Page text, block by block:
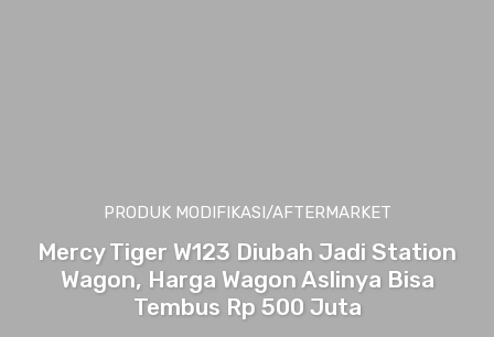
PRODUK MODIFIKASI/AFTERMARKET
Mercy Tiger W123 Diubah Jadi Station
Wagon, Harga Wagon Aslinya Bisa
Tembus Rp 500 Juta